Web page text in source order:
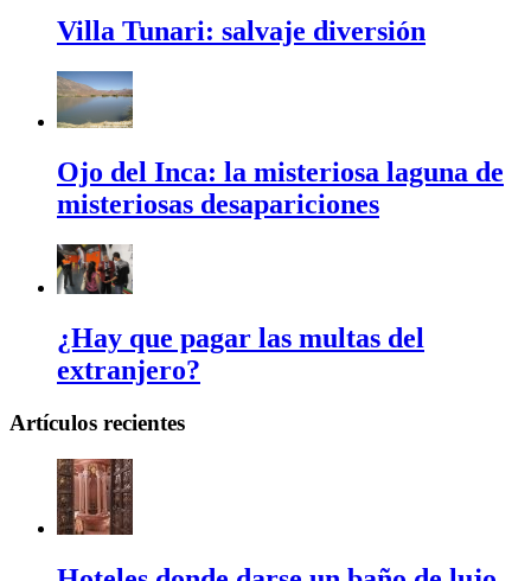
Villa Tunari: salvaje diversión
Ojo del Inca: la misteriosa laguna de
misteriosas desapariciones
¿Hay que pagar las multas del
extranjero?
Artículos recientes